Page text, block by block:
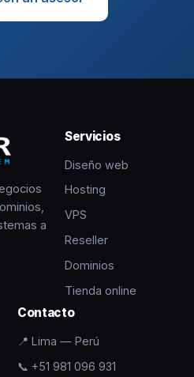
a
Servicios
Diseño web
Hosting
VPS
Reseller
Dominios
Tienda online
Contacto
📍 Lima — Perú
📞 +51 981 096 931